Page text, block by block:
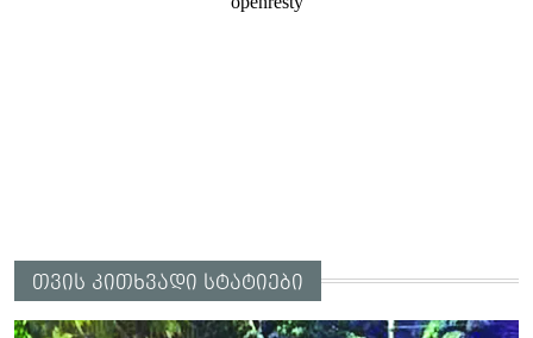
თვის კითხვადი სტატიები